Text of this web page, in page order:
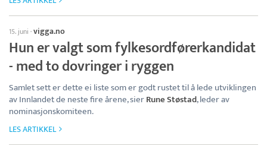
15. juni ·vigga.no
Hun er valgt som fylkesordførerkandidat
- med to dovringer i ryggen
Samlet sett er dette ei liste som er godt rustet til å lede utviklingen
av Innlandet de neste fire årene, sierRune Støstad, leder av
nominasjonskomiteen.
LES ARTIKKEL